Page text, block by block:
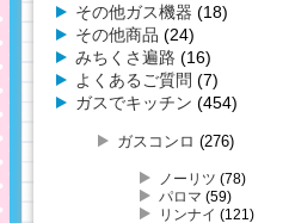
その他ガス機器 (18)
その他商品 (24)
みちくさ遍路 (16)
よくあるご質問 (7)
ガスでキッチン (454)
ガスコンロ (276)
ノーリツ (78)
パロマ (59)
リンナイ (121)